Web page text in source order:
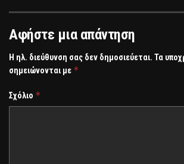
Αφήστε μια απάντηση
Η ηλ. διεύθυνση σας δεν δημοσιεύεται. Τα
σημειώνονται με *
Σχόλιο *